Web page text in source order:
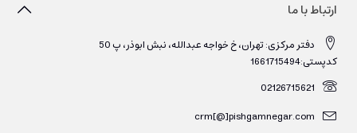
ارتباط با ما
دفتر مرکزی: تهران، خ خواجه عبدالله، نبش ابوذر، پ 50
کدپستی:1661715494
02126715621
crm[@]pishgamnegar.com